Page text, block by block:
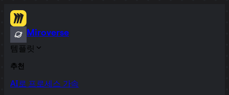
Miroverse
템플릿
추천
AI로 프로세스 가속